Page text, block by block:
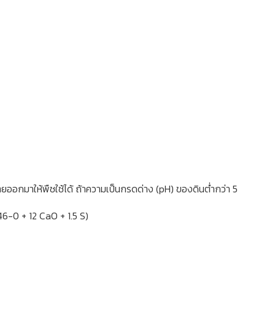
ออกมาให้พืชใช้ได้ ถ้าความเป็นกรดด่าง (pH) ของดินต่ำกว่า 5
+ 12 CaO + 1.5 S)